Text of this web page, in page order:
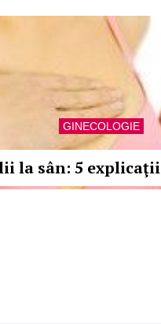
GINECOLOGIE
la sân: 5 explicaţii